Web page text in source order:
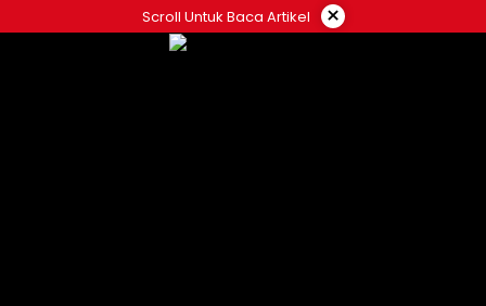
ke
Scroll Untuk Baca Artikel ×